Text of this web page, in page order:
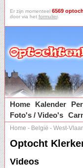
Er zijn momenteel 6569
door via het formulier.
Home
Kalender
Foto's / Video's
Home - België - West-
Optocht
Videos